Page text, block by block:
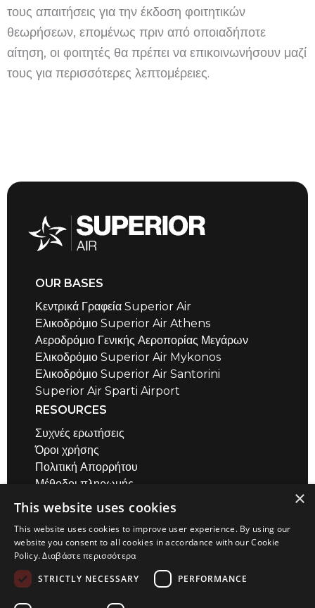
τους απαιτήσεις για την έκδοση φοιτητικών
θεωρήσεων, επομένως πριν από οποιαδήποτε
αίτηση, οι φοιτητές θα πρέπει να επικοινωνήσουν μαζί
τους για περισσότερες λεπτομέρειες.
OUR BASES
Κεντρικά Γραφεία Superior Air
Ελικοδρόμιο Superior Air Athens
Αεροδρόμιο Γενικής Αεροπορίας Μεγάρων
Ελικοδρόμιο Superior Air Mykonos
Ελικοδρόμιο Superior Air Santorini
Superior Air Sparti Airport
RESOURCES
Συχνές ερωτήσεις
Όροι χρήσης
Πολιτική Απορρήτου
Μέθοδοι πληρωμής
Air Safety QR codes / σύντομα βίντεο
ΕΠΙΚΟΙΝΩΝΙΑ
Αεροδρόμιο Μεγάρων
+30 22960 23180
×
This website uses cookies
This website uses cookies to improve user experience. By using our
website you consent to all cookies in accordance with our Cookie
Policy.Διαβάστε περισσότερα
STRICTLY NECESSARY
PERFORMANCE